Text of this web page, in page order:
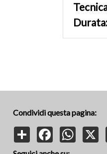
Condividi questa pagina:
Share
Facebook